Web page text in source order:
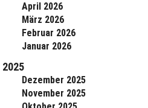
April 2026
März 2026
Februar 2026
Januar 2026
2025
Dezember 2025
November 2025